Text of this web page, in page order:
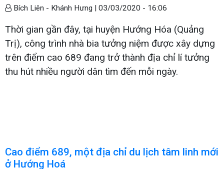
Bích Liên - Khánh Hưng | 03/03/2020 - 16:06
Thời gian gần đây, tại huyện Hướng Hóa (Quảng
Trị), công trình nhà bia tưởng niệm được xây dựng
trên điểm cao 689 đang trở thành địa chỉ lí tưởng
thu hút nhiều người dân tìm đến mỗi ngày.
Cao điểm 689, một địa chỉ du lịch tâm linh mới
ở Hướng Hoá